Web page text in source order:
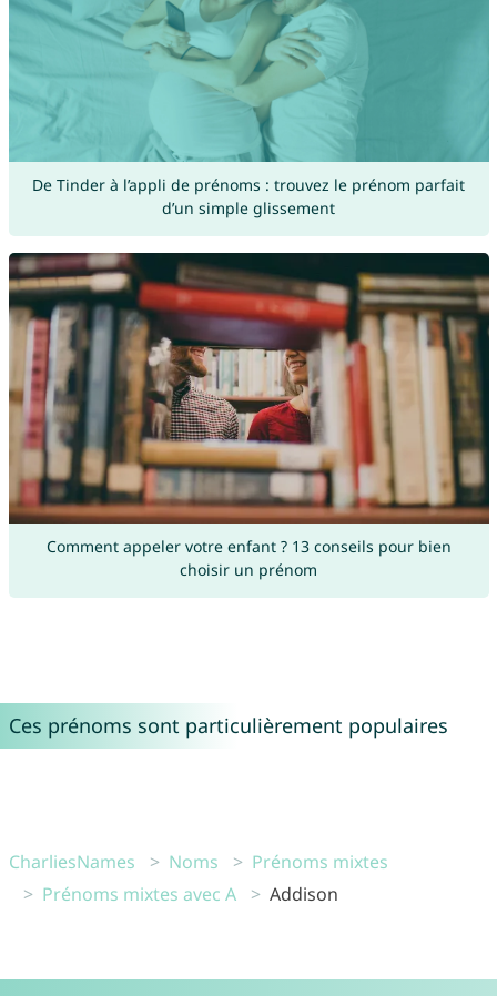
De Tinder à l’appli de prénoms : trouvez le prénom parfait
d’un simple glissement
Comment appeler votre enfant ? 13 conseils pour bien
choisir un prénom
Ces prénoms sont particulièrement populaires
CharliesNames Noms
Prénoms mixtes
Prénoms mixtes avec A
Addison